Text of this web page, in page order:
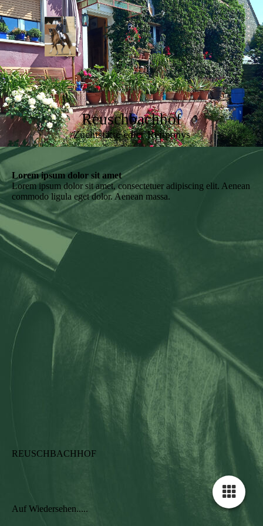
Reuschbachhof
Zuchtstätte edler Reitponys
Lorem ipsum dolor sit amet
Lorem ipsum dolor sit amet, consectetuer adipiscing elit. Aenean
commodo ligula eget dolor. Aenean massa.
REUSCHBACHHOF
Auf Wiedersehen.....